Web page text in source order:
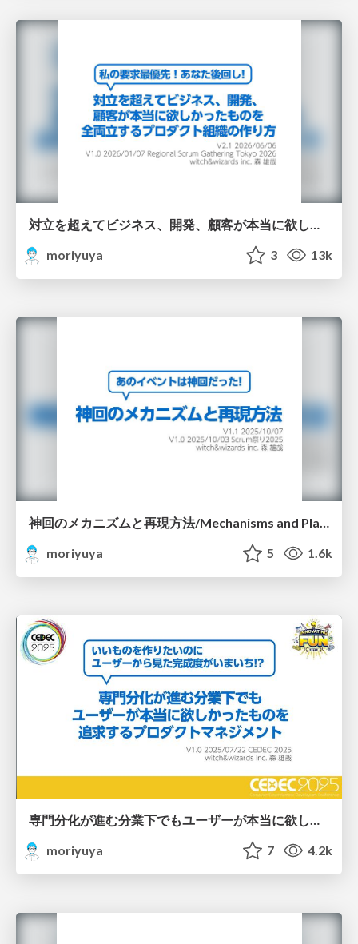
対立を超えてビジネス、開発、顧客が本当に欲しかったものを全両立するプロダクト組織の作り方/trade-off basic rsgt2026
moriyuya
3 13k
神回のメカニズムと再現方法/Mechanisms and Playbook for Kamikai scrumat2025
moriyuya
5 1.6k
専門分化が進む分業下でもユーザーが本当に欲しかったものを追求するプロダクトマネジメント/Focus on real user needs despite deep specialization and division of labor
moriyuya
7 4.2k